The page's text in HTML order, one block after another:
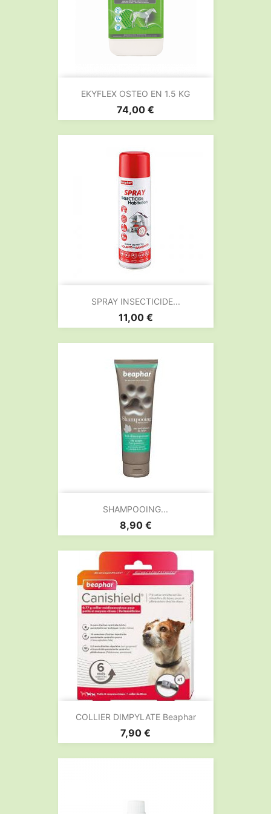
EKYFLEX OSTEO EN 1.5 KG
Prix
74,00 €
SPRAY INSECTICIDE...
Prix
11,00 €
SHAMPOOING...
Prix
8,90 €
COLLIER DIMPYLATE Beaphar
Prix
7,90 €